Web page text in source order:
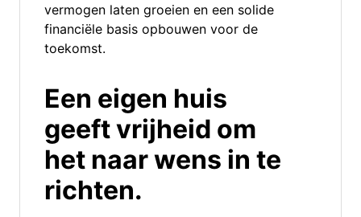
vermogen laten groeien en een solide
financiële basis opbouwen voor de
toekomst.
Een eigen huis
geeft vrijheid om
het naar wens in te
richten.